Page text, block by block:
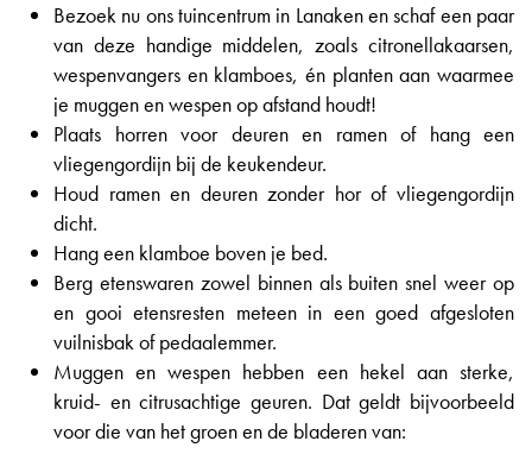
Bezoek nu ons tuincentrum in Lanaken en schaf een paar
van deze handige middelen, zoals citronellakaarsen,
wespenvangers en klamboes, én planten aan waarmee
je muggen en wespen op afstand houdt!
Plaats horren voor deuren en ramen of hang een
vliegengordijn bij de keukendeur.
Houd ramen en deuren zonder hor of vliegengordijn
dicht.
Hang een klamboe boven je bed.
Berg etenswaren zowel binnen als buiten snel weer op
en gooi etensresten meteen in een goed afgesloten
vuilnisbak of pedaalemmer.
Muggen en wespen hebben een hekel aan sterke,
kruid- en citrusachtige geuren. Dat geldt bijvoorbeeld
voor die van het groen en de bladeren van: